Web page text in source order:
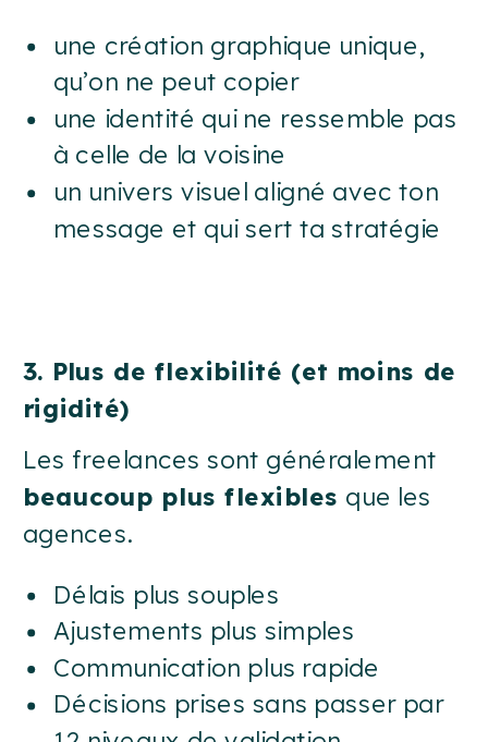
une création graphique unique,
qu’on ne peut copier
une identité qui ne ressemble pas
à celle de la voisine
un univers visuel aligné avec ton
message et qui sert ta stratégie
3. Plus de flexibilité (et moins de
rigidité)
Les freelances sont généralement
beaucoup plus flexibles que les
agences.
Délais plus souples
Ajustements plus simples
Communication plus rapide
Décisions prises sans passer par